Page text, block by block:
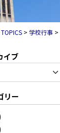
> 学校行事 >
イブ
リー